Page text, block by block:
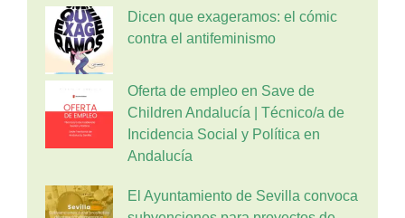
Dicen que exageramos: el cómic
contra el antifeminismo
Oferta de empleo en Save de
Children Andalucía | Técnico/a de
Incidencia Social y Política en
Andalucía
El Ayuntamiento de Sevilla convoca